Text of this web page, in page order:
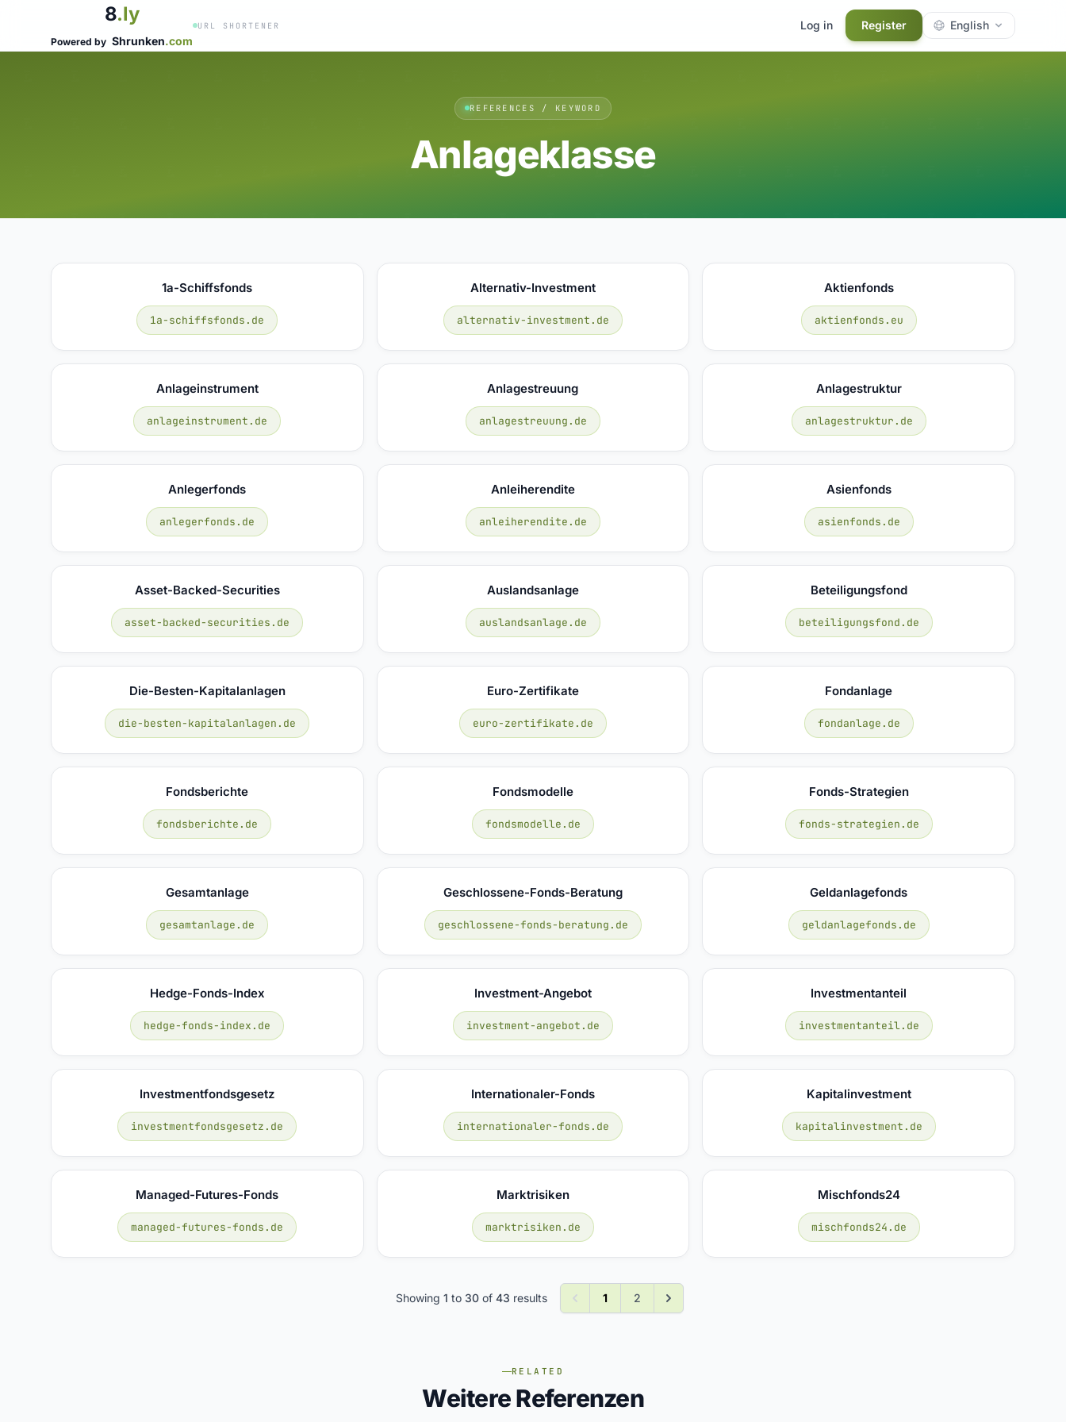
8.ly
Powered by Shrunken.com
URL SHORTENER Log in Register English
REFERENCES / KEYWORD
Anlageklasse
1a-Schiffsfonds
1a-schiffsfonds.de
Alternativ-Investment
alternativ-investment.de
Aktienfonds
aktienfonds.eu
Anlageinstrument
anlageinstrument.de
Anlagestreuung
anlagestreuung.de
Anlagestruktur
anlagestruktur.de
Anlegerfonds
anlegerfonds.de
Anleiherendite
anleiherendite.de
Asienfonds
asienfonds.de
Asset-Backed-Securities
asset-backed-securities.de
Auslandsanlage
auslandsanlage.de
Beteiligungsfond
beteiligungsfond.de
Die-Besten-Kapitalanlagen
die-besten-kapitalanlagen.de
Euro-Zertifikate
euro-zertifikate.de
Fondanlage
fondanlage.de
Fondsberichte
fondsberichte.de
Fondsmodelle
fondsmodelle.de
Fonds-Strategien
fonds-strategien.de
Gesamtanlage
gesamtanlage.de
Geschlossene-Fonds-Beratung
geschlossene-fonds-beratung.de
Geldanlagefonds
geldanlagefonds.de
Hedge-Fonds-Index
hedge-fonds-index.de
Investment-Angebot
investment-angebot.de
Investmentanteil
investmentanteil.de
Investmentfondsgesetz
investmentfondsgesetz.de
Internationaler-Fonds
internationaler-fonds.de
Kapitalinvestment
kapitalinvestment.de
Managed-Futures-Fonds
managed-futures-fonds.de
Marktrisiken
marktrisiken.de
Mischfonds24
mischfonds24.de
Showing 1 to 30of 43 results 1 2
RELATED
Weitere Referenzen